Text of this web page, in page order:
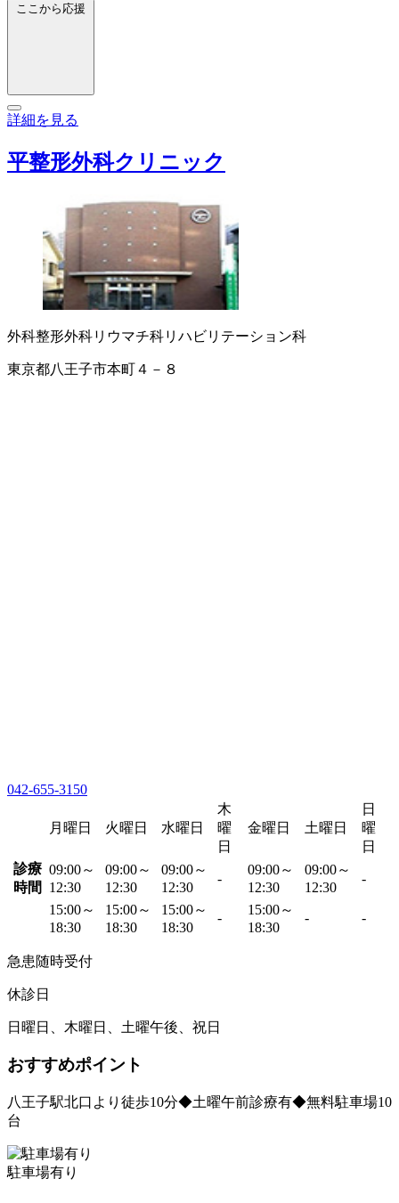
ここから応援
詳細を見る
平整形外科クリニック
外科整形外科リウマチ科リハビリテーション科
東京都八王子市本町４－８
042-655-3150
月曜日 火曜日 水曜日
木
曜
日
金曜日 土曜日
日
曜
日
診療
時間
09:00～
12:30
09:00～
12:30
09:00～
12:30
-
09:00～
12:30
09:00～
12:30
-
15:00～
18:30
15:00～
18:30
15:00～
18:30
-
15:00～
18:30
- -
急患随時受付
休診日
日曜日、木曜日、土曜午後、祝日
おすすめポイント
八王子駅北口より徒歩10分◆土曜午前診療有◆無料駐車場10
台
駐車場有り